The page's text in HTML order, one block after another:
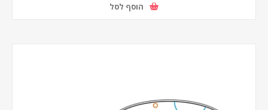
הוסף לסל